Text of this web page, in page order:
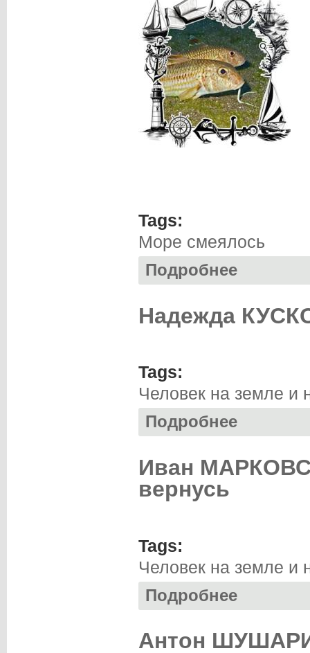
Tags:
Море смеялось
Подробнее
Надежда
Tags:
Человек на земле и
Подробнее
Иван
вернусь
Tags:
Человек на земле и
Подробнее
Антон